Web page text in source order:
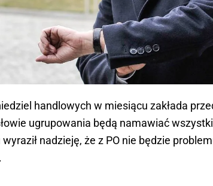
handlowych w miesiącu zakłada
ugrupowania będą namawiać
nadzieję, że z PO nie będzie